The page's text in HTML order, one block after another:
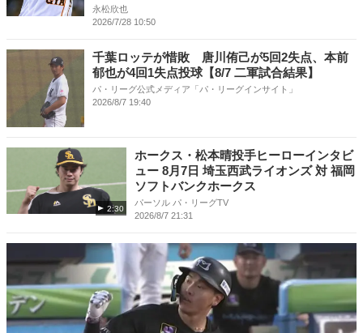
永松欣也
2026/7/28 10:50
千葉ロッテが惜敗 唐川侑己が5回2失点、本前
郁也が4回1失点投球【8/7 二軍試合結果】
パ・リーグ公式メディア「パ・リーグインサイト」
2026/8/7 19:40
2:30
ホークス・松本晴投手ヒーローインタビ
ュー 8月7日 埼玉西武ライオンズ 対 福岡
ソフトバンクホークス
パーソル パ・リーグTV
2026/8/7 21:31